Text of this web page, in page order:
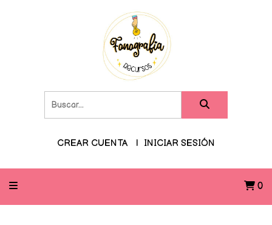
CREAR CUENTA INICIAR SESIÓN
0